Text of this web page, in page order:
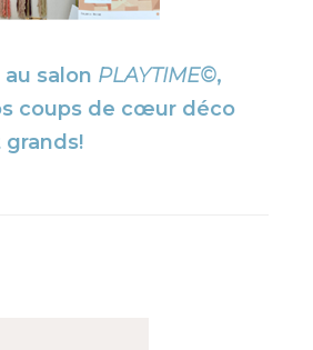
salon PLAYTIME©,
coups de cœur déco